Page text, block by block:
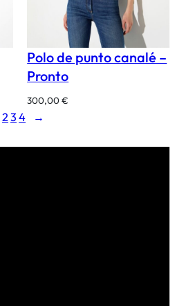
Polo de punto canalé –
Pronto
300,00€
2 3 4 →